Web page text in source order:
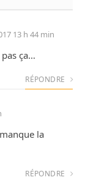
13 h 44 min
ça…
RÉPONDRE
la
RÉPONDRE